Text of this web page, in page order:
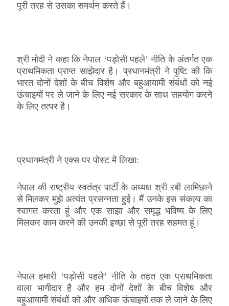
पूरी तरह से उसका समर्थन करते हैं।
श्री मोदी ने कहा कि नेपाल ‘पड़ोसी पहले’ नीति के अंतर्गत एक
प्राथमिकता प्राप्त साझेदार है। प्रधानमंत्री ने पुष्टि की कि
भारत दोनों देशों के बीच विशेष और बहुआयामी संबंधों को नई
ऊंचाइयों पर ले जाने के लिए नई सरकार के साथ सहयोग करने
के लिए तत्पर है।
प्रधानमंत्री ने एक्‍स पर पोस्ट में लिखा:
नेपाल की राष्ट्रीय स्वतंत्र पार्टी के अध्यक्ष श्री रबी लामिछाने
से मिलकर मुझे अत्यंत प्रसन्नता हुई। मैं उनके इस संकल्प का
स्वागत करता हूं और एक साझा और समृद्ध भविष्य के लिए
मिलकर काम करने की उनकी इच्छा से पूरी तरह सहमत हूं।
नेपाल हमारी ‘पड़ोसी पहले’ नीति के तहत एक प्राथमिकता
वाला भागीदार है और हम दोनों देशों के बीच विशेष और
बहुआयामी संबंधों को और अधिक ऊंचाइयों तक ले जाने के लिए